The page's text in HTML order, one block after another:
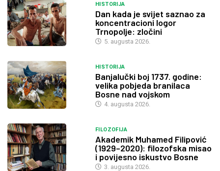
HISTORIJA
Dan kada je svijet saznao za
koncentracioni logor
Trnopolje: zločini
5. augusta 2026.
HISTORIJA
Banjalučki boj 1737. godine:
velika pobjeda branilaca
Bosne nad vojskom
4. augusta 2026.
FILOZOFIJA
Akademik Muhamed Filipović
(1929–2020): filozofska misao
i povijesno iskustvo Bosne
3. augusta 2026.